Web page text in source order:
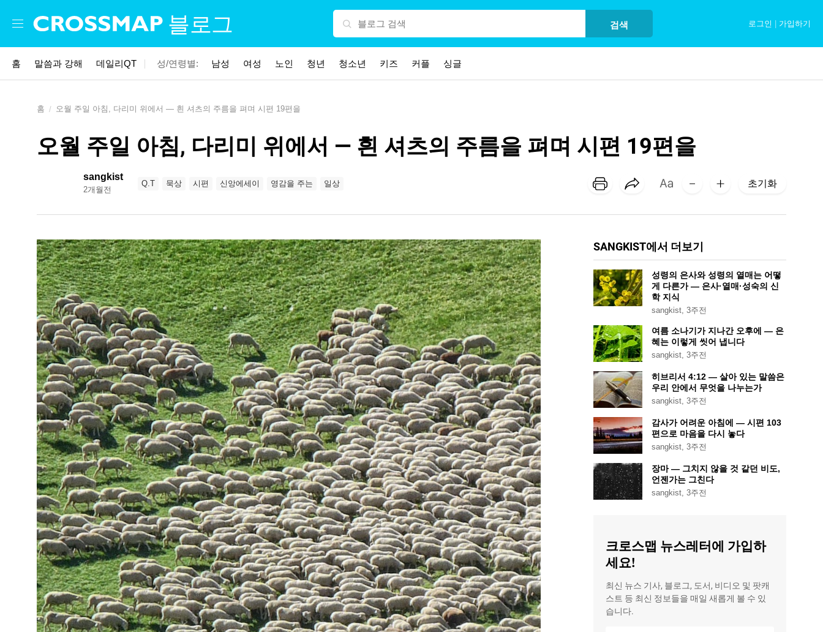
블로그 검색 로그인 | 가입하기
홈 말씀과 강해 데일리QT 성/연령별: 남성 여성 노인 청년 청소년 키즈 커플 싱글
홈 오월 주일 아침, 다리미 위에서 — 흰 셔츠의 주름을 펴며 시편 19편을
오월 주일 아침, 다리미 위에서 — 흰 셔츠의 주름을 펴며 시편 19편을
sangkist
2개월전
Q.T 묵상 시편 신앙에세이 영감을 주는 일상 초기화
SANGKIST에서 더보기
성령의 은사와 성령의 열매는 어떻
게 다른가 — 은사·열매·성숙의 신
학 지식
sangkist 3주전
여름 소나기가 지나간 오후에 — 은
혜는 이렇게 씻어 냅니다
sangkist 3주전
히브리서 4:12 — 살아 있는 말씀은
우리 안에서 무엇을 나누는가
sangkist 3주전
감사가 어려운 아침에 — 시편 103
편으로 마음을 다시 놓다
sangkist 3주전
장마 — 그치지 않을 것 같던 비도,
언젠가는 그친다
sangkist 3주전
크로스맵 뉴스레터에 가입하
세요!
최신 뉴스 기사, 블로그, 도서, 비디오 및 팟캐
스트 등 최신 정보들을 매일 새롭게 볼 수 있
습니다.